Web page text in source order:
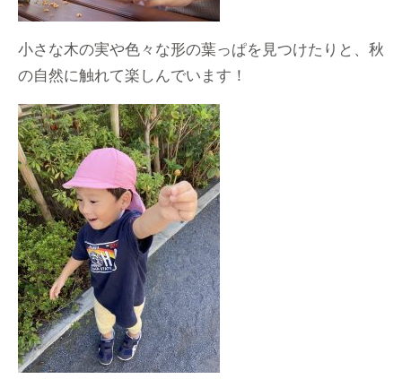
小さな木の実や色々な形の葉っぱを見つけたりと、秋
の自然に触れて楽しんでいます！